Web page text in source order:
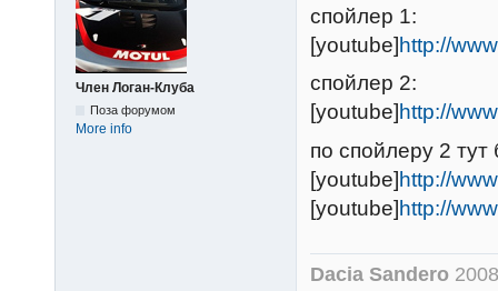
Член Логан-Клуба
Поза форумом
More info
спойлер 1:
[youtube] http://
спойлер 2:
[youtube] http://
по спойлеру 2
[youtube]http://
[youtube]http://
Dacia Sandero